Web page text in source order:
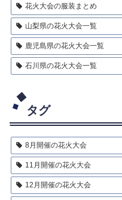
花火大会の服装まとめ
山梨県の花火大会一覧
鹿児島県の花火大会一覧
石川県の花火大会一覧
タグ
8月開催の花火大会
11月開催の花火大会
12月開催の花火大会